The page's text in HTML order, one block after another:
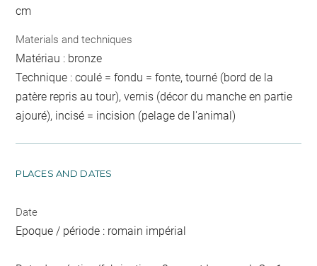
cm
Materials and techniques
Matériau : bronze
Technique : coulé = fondu = fonte, tourné (bord de la
patère repris au tour), vernis (décor du manche en partie
ajouré), incisé = incision (pelage de l'animal)
PLACES AND DATES
Date
Epoque / période : romain impérial